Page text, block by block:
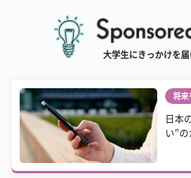
大学生にきっかけを
将来
日本
い”